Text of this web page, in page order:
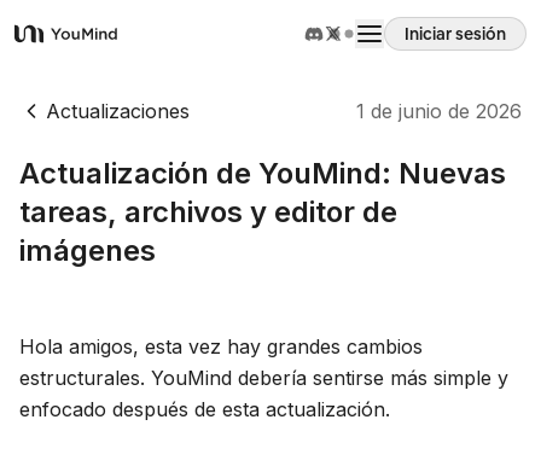
YouMind
Iniciar sesión
Resumen
Casos de uso
Habilidades
Prompts
Precios
Actualizaciones 1 de junio de 2026
Actualización de YouMind: Nuevas
tareas, archivos y editor de
imágenes
Hola amigos, esta vez hay grandes cambios
estructurales. YouMind debería sentirse más simple y
enfocado después de esta actualización.